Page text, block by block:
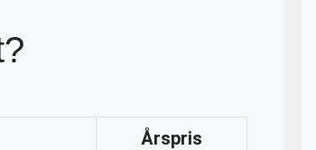
Årspris